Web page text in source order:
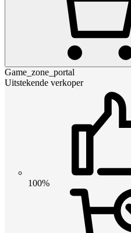
Game_zone_portal
Uitstekende verkoper
100%